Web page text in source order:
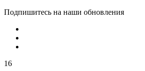
Подпишитесь на наши обновления
16